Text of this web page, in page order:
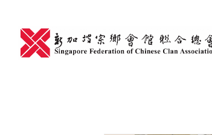
content